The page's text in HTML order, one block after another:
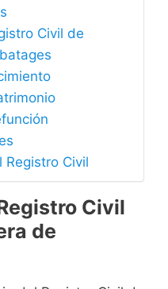
Civil de
Registro Civil
Civil
de